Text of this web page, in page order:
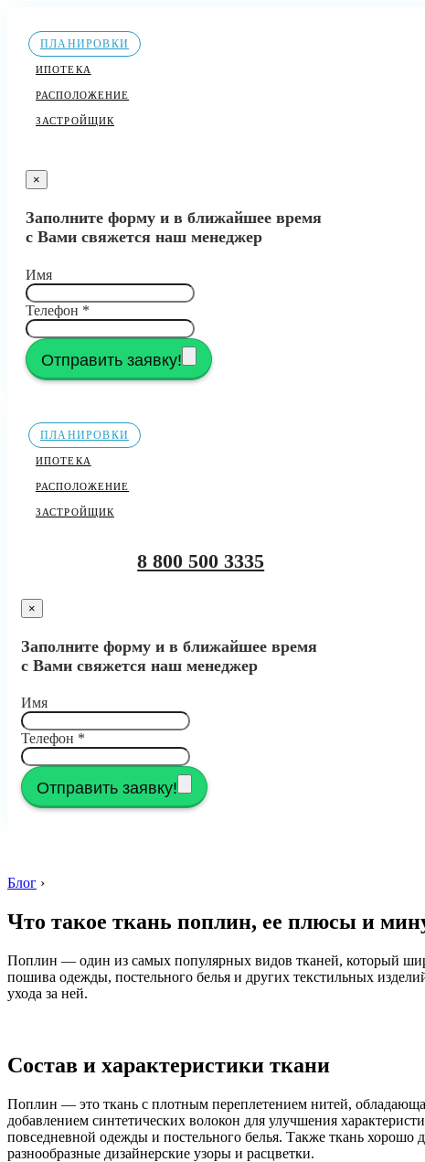
ПЛАНИРОВКИ
ИПОТЕКА
РАСПОЛОЖЕНИЕ
ЗАСТРОЙЩИК
×
Заполните форму и в ближайшее время
с Вами свяжется наш менеджер
Имя
Телефон *
Отправить заявку!
ПЛАНИРОВКИ
ИПОТЕКА
РАСПОЛОЖЕНИЕ
ЗАСТРОЙЩИК
8 800 500 3335
×
Заполните форму и в ближайшее время
с Вами свяжется наш менеджер
Имя
Телефон *
Отправить заявку!
Блог ›
Что такое ткань поплин, ее плюсы и
Поплин — один из самых популярных видов тканей, который
пошива одежды, постельного белья и других текстильных
ухода за ней.
Состав и характеристики ткани
Поплин — это ткань с плотным переплетением нитей,
добавлением синтетических волокон для улучшения
повседневной одежды и постельного белья. Также ткань хорошо
разнообразные дизайнерские узоры и расцветки.